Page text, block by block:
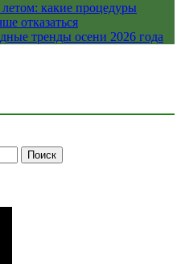
какие процедуры
отказаться
тренды осени 2026 года